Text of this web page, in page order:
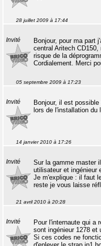
28 juillet 2009 à 17:44
Invité
Bonjour, pour ma part
central Aritech
risque de la
Cordialement. Merci
05 septembre 2009 à 17:23
Invité
Bonjour, il est
lors de l'installation
14 janvier 2010 à 17:26
Invité
Sur la gamme master
utilisateur et ingénieur
Je m'explique : il faut
reste je vous laisse
21 avril 2010 à 20:28
Invité
Pour l'internaute qui a
sont ingénieur 1278 et
Si ces codes ne